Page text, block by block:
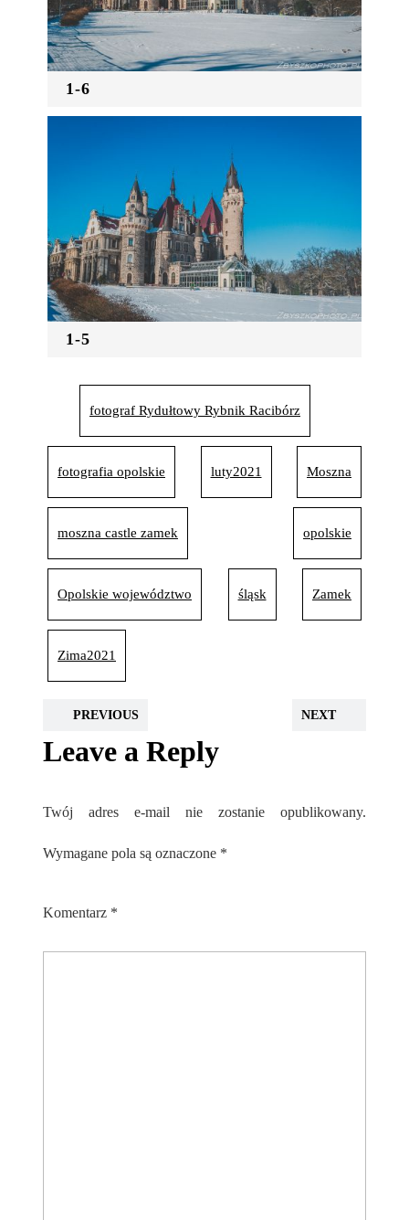
1-6
1-5
fotograf Rydułtowy Rybnik Racibórz
fotografia opolskie luty2021 Moszna
moszna castle zamek opolskie
Opolskie województwo śląsk Zamek
Zima2021
PREVIOUS NEXT
Leave a Reply
Twój adres e-mail nie zostanie opublikowany.
Wymagane pola są oznaczone *
Komentarz *